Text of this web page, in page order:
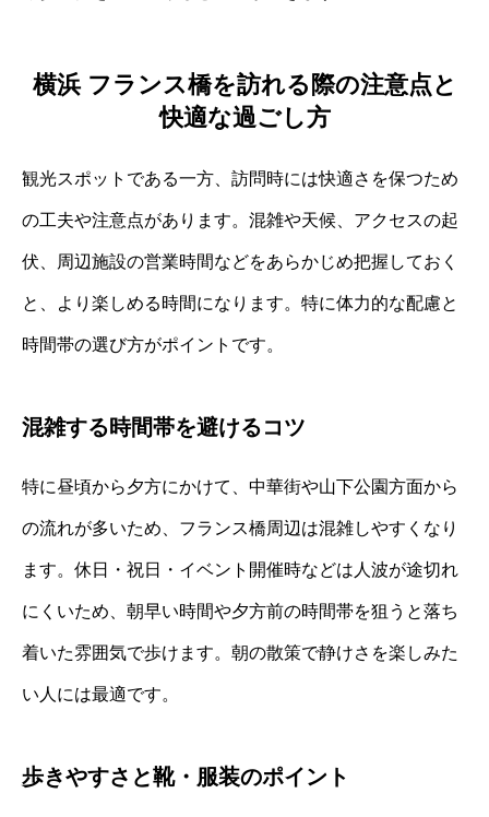
横浜 フランス橋を訪れる際の注意点と
快適な過ごし方
観光スポットである一方、訪問時には快適さを保つため
の工夫や注意点があります。混雑や天候、アクセスの起
伏、周辺施設の営業時間などをあらかじめ把握しておく
と、より楽しめる時間になります。特に体力的な配慮と
時間帯の選び方がポイントです。
混雑する時間帯を避けるコツ
特に昼頃から夕方にかけて、中華街や山下公園方面から
の流れが多いため、フランス橋周辺は混雑しやすくなり
ます。休日・祝日・イベント開催時などは人波が途切れ
にくいため、朝早い時間や夕方前の時間帯を狙うと落ち
着いた雰囲気で歩けます。朝の散策で静けさを楽しみた
い人には最適です。
歩きやすさと靴・服装のポイント